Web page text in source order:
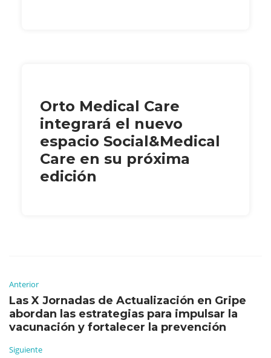
Orto Medical Care
integrará el nuevo
espacio Social&Medical
Care en su próxima
edición
Anterior
Las X Jornadas de Actualización en Gripe
abordan las estrategias para impulsar la
vacunación y fortalecer la prevención
Siguiente